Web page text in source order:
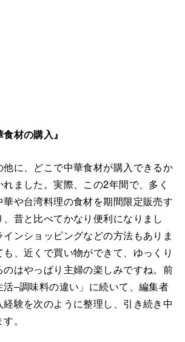
材の購入』
に、どこで中華食材が購入できるか
ました。実際、この2年間で、多く
や台湾料理の食材を期間限定販売す
昔と比べてかなり便利になりまし
ンショッピングなどの方法もありま
、近くで買い物ができて、ゆっくり
はやっぱり主婦の楽しみですね。前
–調味料の違い」に続いて、編集者
験を次のように整理し、引き続き中
。